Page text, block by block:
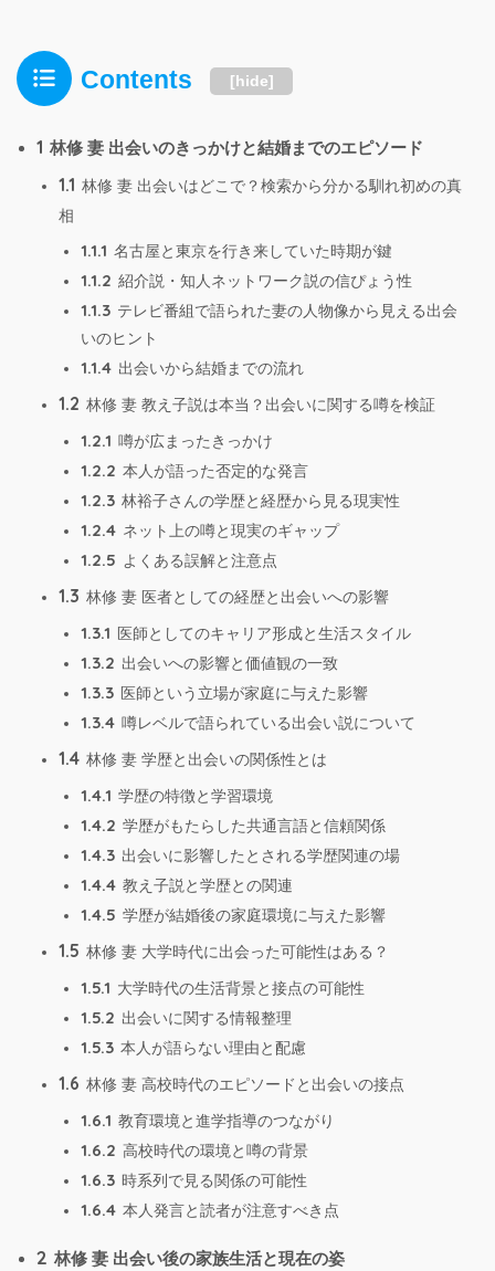
Contents [hide]
1 林修 妻 出会いのきっかけと結婚までのエピソード
1.1 林修 妻 出会いはどこで？検索から分かる馴れ初めの真
相
1.1.1 名古屋と東京を行き来していた時期が鍵
1.1.2 紹介説・知人ネットワーク説の信ぴょう性
1.1.3 テレビ番組で語られた妻の人物像から見える出会
いのヒント
1.1.4 出会いから結婚までの流れ
1.2 林修 妻 教え子説は本当？出会いに関する噂を検証
1.2.1 噂が広まったきっかけ
1.2.2 本人が語った否定的な発言
1.2.3 林裕子さんの学歴と経歴から見る現実性
1.2.4 ネット上の噂と現実のギャップ
1.2.5 よくある誤解と注意点
1.3 林修 妻 医者としての経歴と出会いへの影響
1.3.1 医師としてのキャリア形成と生活スタイル
1.3.2 出会いへの影響と価値観の一致
1.3.3 医師という立場が家庭に与えた影響
1.3.4 噂レベルで語られている出会い説について
1.4 林修 妻 学歴と出会いの関係性とは
1.4.1 学歴の特徴と学習環境
1.4.2 学歴がもたらした共通言語と信頼関係
1.4.3 出会いに影響したとされる学歴関連の場
1.4.4 教え子説と学歴との関連
1.4.5 学歴が結婚後の家庭環境に与えた影響
1.5 林修 妻 大学時代に出会った可能性はある？
1.5.1 大学時代の生活背景と接点の可能性
1.5.2 出会いに関する情報整理
1.5.3 本人が語らない理由と配慮
1.6 林修 妻 高校時代のエピソードと出会いの接点
1.6.1 教育環境と進学指導のつながり
1.6.2 高校時代の環境と噂の背景
1.6.3 時系列で見る関係の可能性
1.6.4 本人発言と読者が注意すべき点
2 林修 妻 出会い後の家族生活と現在の姿